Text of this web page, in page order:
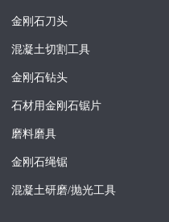
金刚石刀头
混凝土切割工具
金刚石钻头
石材用金刚石锯片
磨料磨具
金刚石绳锯
混凝土研磨/抛光工具